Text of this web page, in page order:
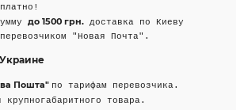
до 1500 грн. доставка по Киеву
"Новая Почта".
Пошта" по тарифам перевозчика.
товара.